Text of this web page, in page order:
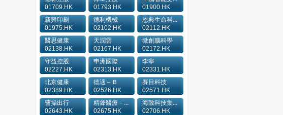
01709.HK
01793.HK
01900.HK
新興印刷
01975.HK
德利機械
02102.HK
恩典生命科...
02112.HK
醫思健康
02138.HK
天潤雲
02167.HK
微創腦科學
02172.HK
守益控股
02227.HK
申洲國際
02313.HK
李寧
02331.HK
北京健康
02389.HK
德適－Ｂ
02526.HK
賽目科技
02571.HK
曹操出行
02643.HK
精鋒醫療－...
02675.HK
海致科技集...
02706.HK